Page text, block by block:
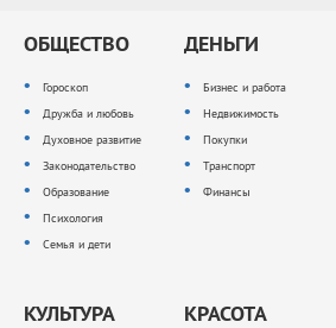
ОБЩЕСТВО
Гороскоп
Дружба и любовь
Духовное развитие
Законодательство
Образование
Психология
Семья и дети
ДЕНЬГИ
Бизнес и работа
Недвижимость
Покупки
Транспорт
Финансы
КУЛЬТУРА КРАСОТА